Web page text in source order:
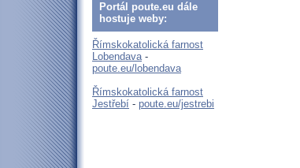
Portál poute.eu dále
hostuje weby:
Římskokatolická farnost
Lobendava-
poute.eu/lobendava
Římskokatolická farnost
Jestřebí - poute.eu/jestrebi